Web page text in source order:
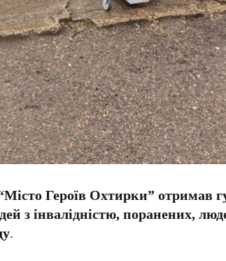
Героїв Охтирки” отримав
з інвалідністю, поранених,
.